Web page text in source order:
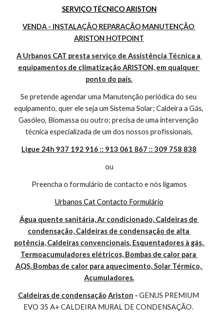
SERVIÇO TÉCNICO ARISTON
VENDA - INSTALAÇÃO REPARAÇÃO MANUTENÇÃO
ARISTON HOTPOINT
A Urbanos CAT presta serviço de Assistência Técnica a
equipamentos de climatização ARISTON, em qualquer
ponto do país.
Se pretende agendar uma Manutenção periódica do seu
equipamento, quer ele seja um Sistema Solar; Caldeira a Gás,
Gasóleo, Biomassa ou outro; precisa de uma intervenção
técnica especializada de um dos nossos profissionais,
Ligue 24h 937 192 916 :: 913 061 867 :: 309 758 838
ou
Preencha o formulário de contacto e nós ligamos
Urbanos Cat Contacto Formulário
Água quente sanitária, Ar condicionado, Caldeiras de
condensação, Caldeiras de condensação de alta
potência, Caldeiras convencionais, Esquentadores à gás,
Termoacumuladores elétricos, Bombas de calor para
AQS, Bombas de calor para aquecimento, Solar Térmico,
Acumuladores.
Caldeiras de condensação Ariston - GENUS PREMIUM
EVO 35 A+ CALDEIRA MURAL DE CONDENSAÇÃO.